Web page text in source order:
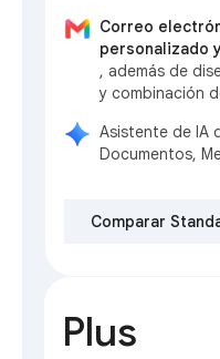
Correo
personalizado
, además de
y combinación
Asistente de IA
Documentos,
Comparar
Plus